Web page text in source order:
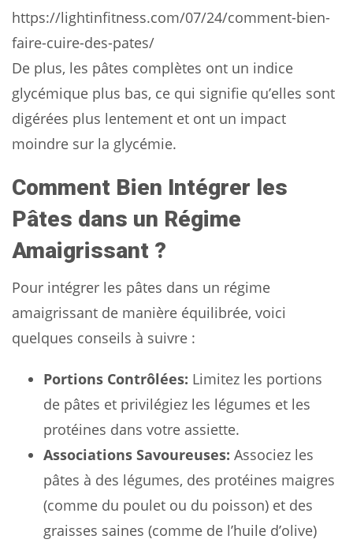
https://lightinfitness.com/07/24/comment-bien-
faire-cuire-des-pates/
De plus, les pâtes complètes ont un indice
glycémique plus bas, ce qui signifie qu’elles sont
digérées plus lentement et ont un impact
moindre sur la glycémie.
Comment Bien Intégrer les
Pâtes dans un Régime
Amaigrissant ?
Pour intégrer les pâtes dans un régime
amaigrissant de manière équilibrée, voici
quelques conseils à suivre :
Portions Contrôlées: Limitez les portions
de pâtes et privilégiez les légumes et les
protéines dans votre assiette.
Associations Savoureuses: Associez les
pâtes à des légumes, des protéines maigres
(comme du poulet ou du poisson) et des
graisses saines (comme de l’huile d’olive)